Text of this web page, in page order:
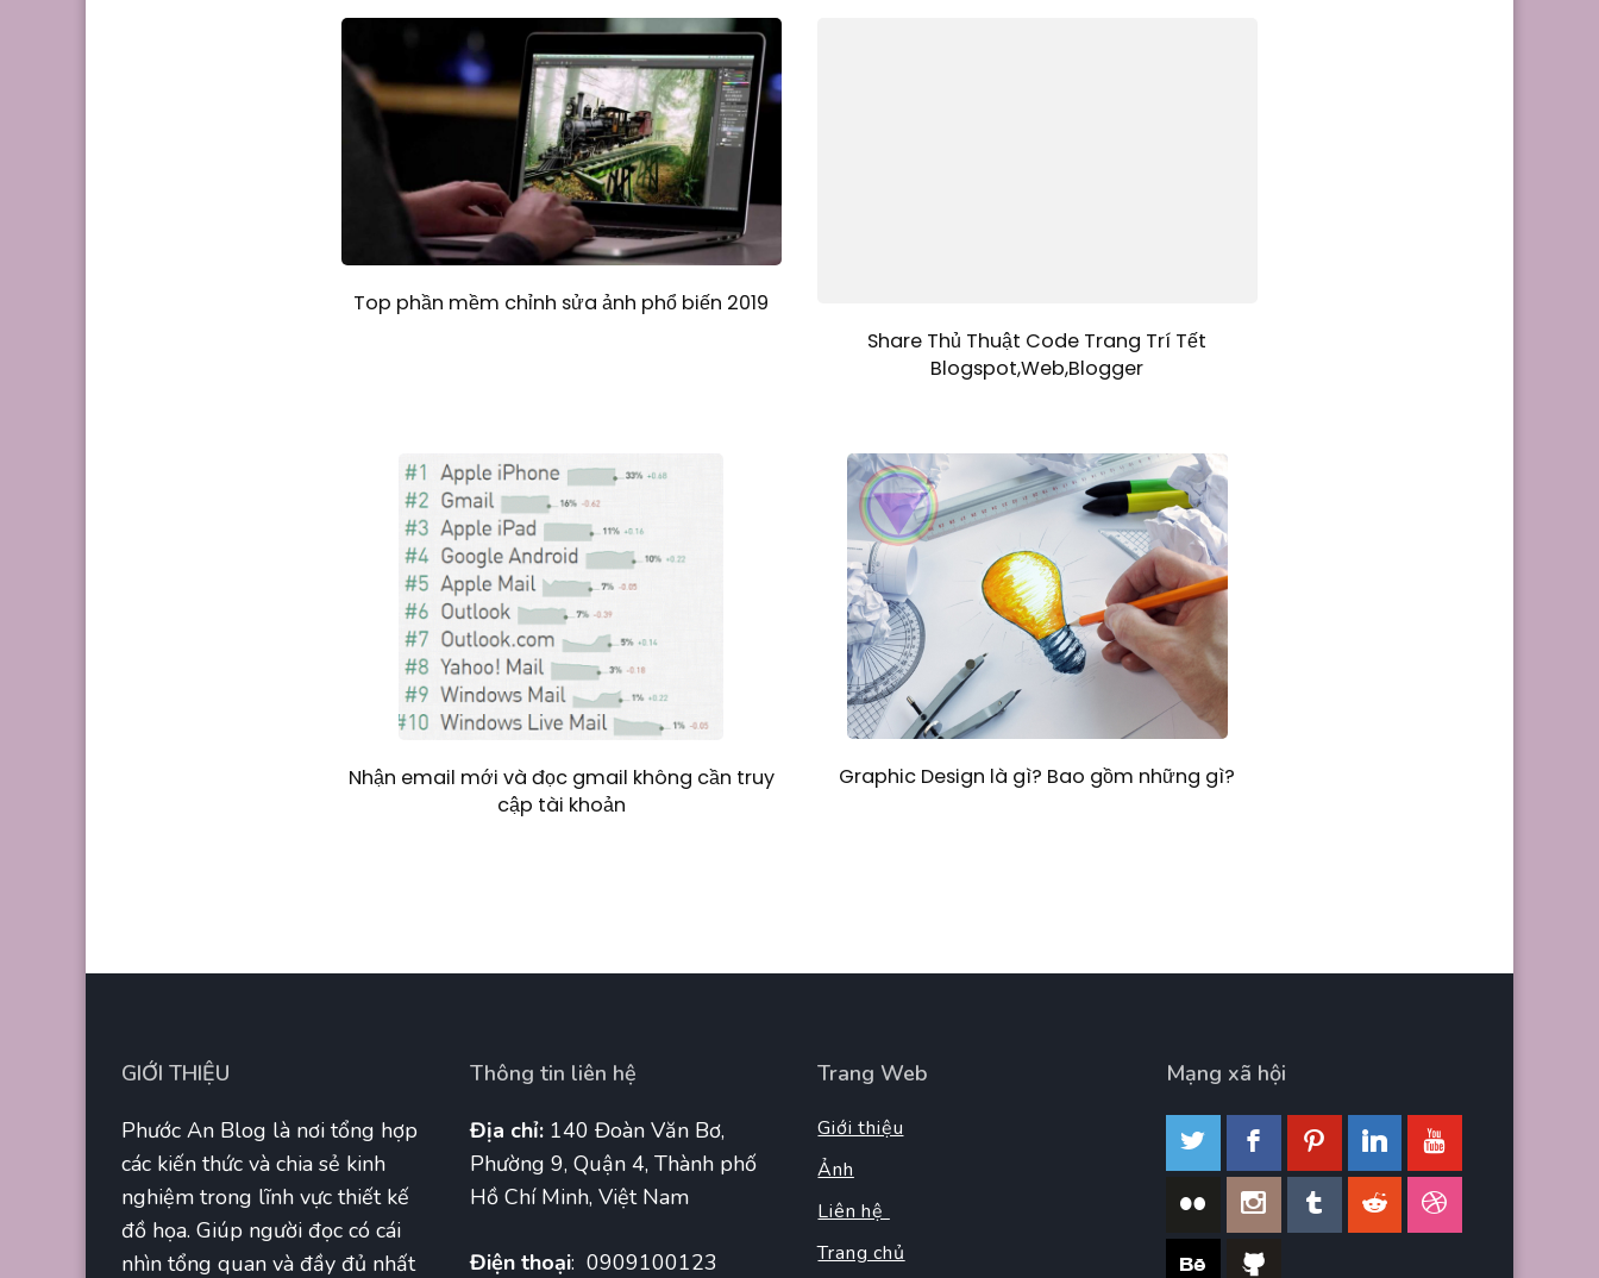
Top phần mềm chỉnh sửa ảnh phổ biến 2019
Share Thủ Thuật Code Trang Trí Tết
Blogspot,Web,Blogger
Nhận email mới và đọc gmail không cần truy
cập tài khoản
Graphic Design là gì? Bao gồm những gì?
GIỚI THIỆU
Phước An Blog là nơi tổng hợp
các kiến thức và chia sẻ kinh
nghiệm trong lĩnh vực thiết kế
đồ họa. Giúp người đọc có cái
nhìn tổng quan và đầy đủ nhất
Thông tin liên hệ
Địa chỉ: 140 Đoàn Văn Bơ,
Phường 9, Quận 4, Thành phố
Hồ Chí Minh, Việt Nam
Điện thoại: 0909100123
Trang Web
Giới thiệu
Ảnh
Liên hệ
Trang chủ
Mạng xã hội